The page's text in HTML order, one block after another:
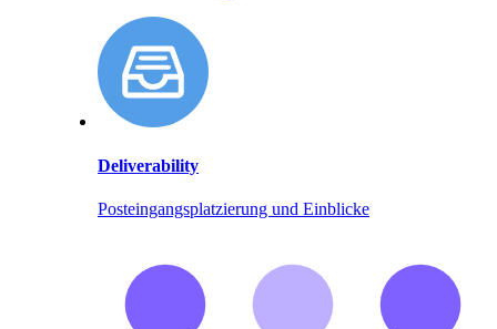
Deliverability
Posteingangsplatzierung und Einblicke